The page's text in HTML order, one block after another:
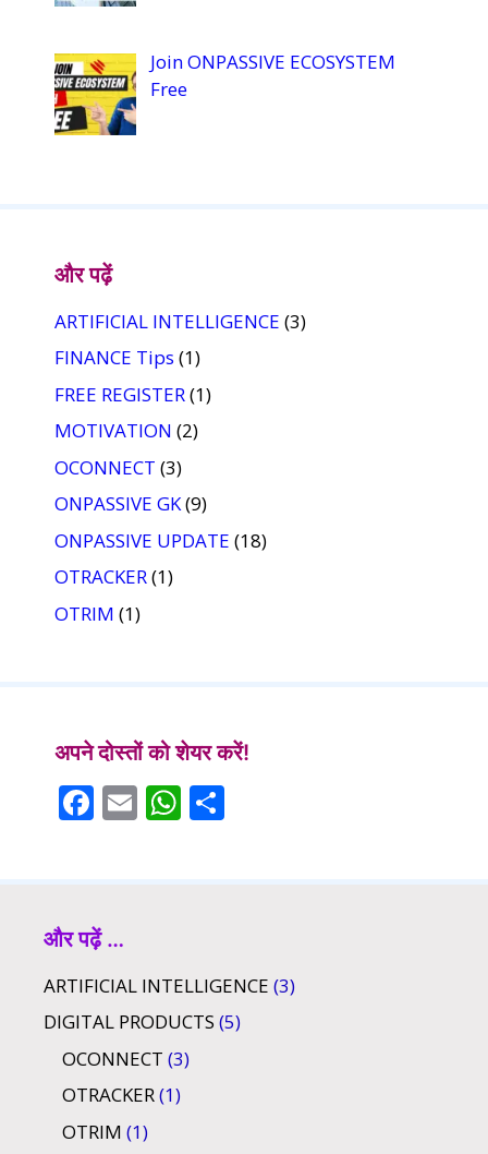
Join ONPASSIVE ECOSYSTEM
Free
और पढ़ें
ARTIFICIAL INTELLIGENCE (3)
FINANCE Tips (1)
FREE REGISTER(1)
MOTIVATION (2)
OCONNECT (3)
ONPASSIVE GK(9)
ONPASSIVE UPDATE (18)
OTRACKER(1)
OTRIM (1)
अपने दोस्तों को शेयर करें!
F
o
o
k
E W
p
p
और पढ़ें …
ARTIFICIAL INTELLIGENCE (3)
DIGITAL PRODUCTS (5)
OCONNECT (3)
OTRACKER(1)
OTRIM (1)